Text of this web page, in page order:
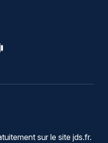
sur le site jds.fr.